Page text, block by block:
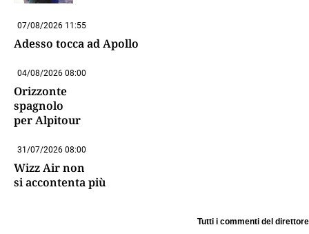
07/08/2026 11:55
Adesso tocca ad Apollo
04/08/2026 08:00
Orizzonte
spagnolo
per Alpitour
31/07/2026 08:00
Wizz Air non
si accontenta più
Tutti i commenti del direttore